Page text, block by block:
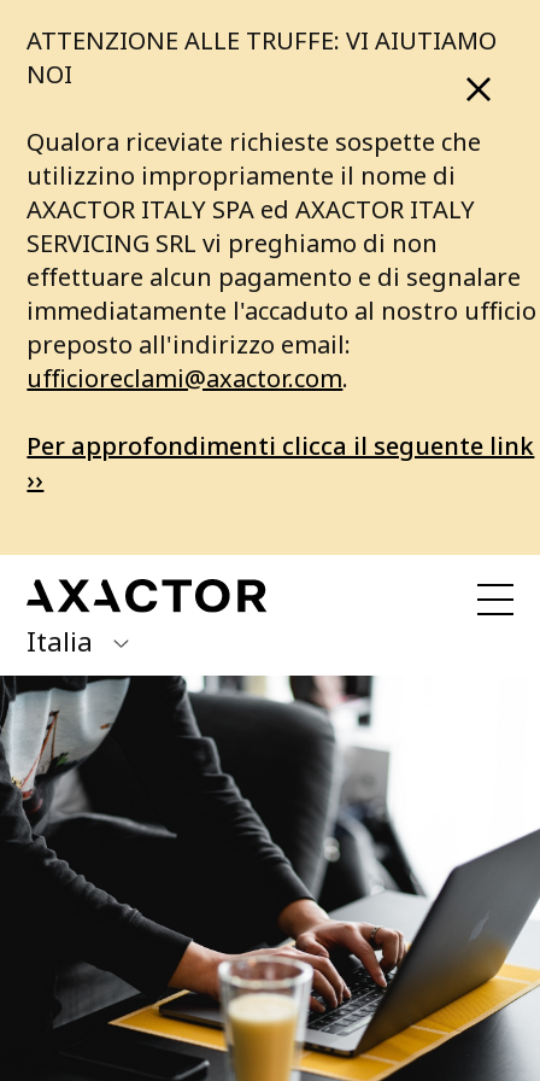
ATTENZIONE ALLE TRUFFE: VI AIUTIAMO
NOI
Qualora riceviate richieste sospette che
utilizzino impropriamente il nome di
AXACTOR ITALY SPA ed AXACTOR ITALY
SERVICING SRL vi preghiamo di non
effettuare alcun pagamento e di segnalare
immediatamente l'accaduto al nostro ufficio
preposto all'indirizzo email:
ufficioreclami@axactor.com.
Per approfondimenti clicca il seguente link
››
Italia
Axactor Group
Finland
Germany
Italy
Norway
Spain
Sweden
Hai ricevuto una comunicazione da noi?
Paga qui con Quick Pay
I nostri servizi
Acquisto di portafogli NPL
Recupero per conto di terze parti
Cessione di crediti inesigibili
Chi siamo
I SERVIZI
BUSINESS ANALYSIS